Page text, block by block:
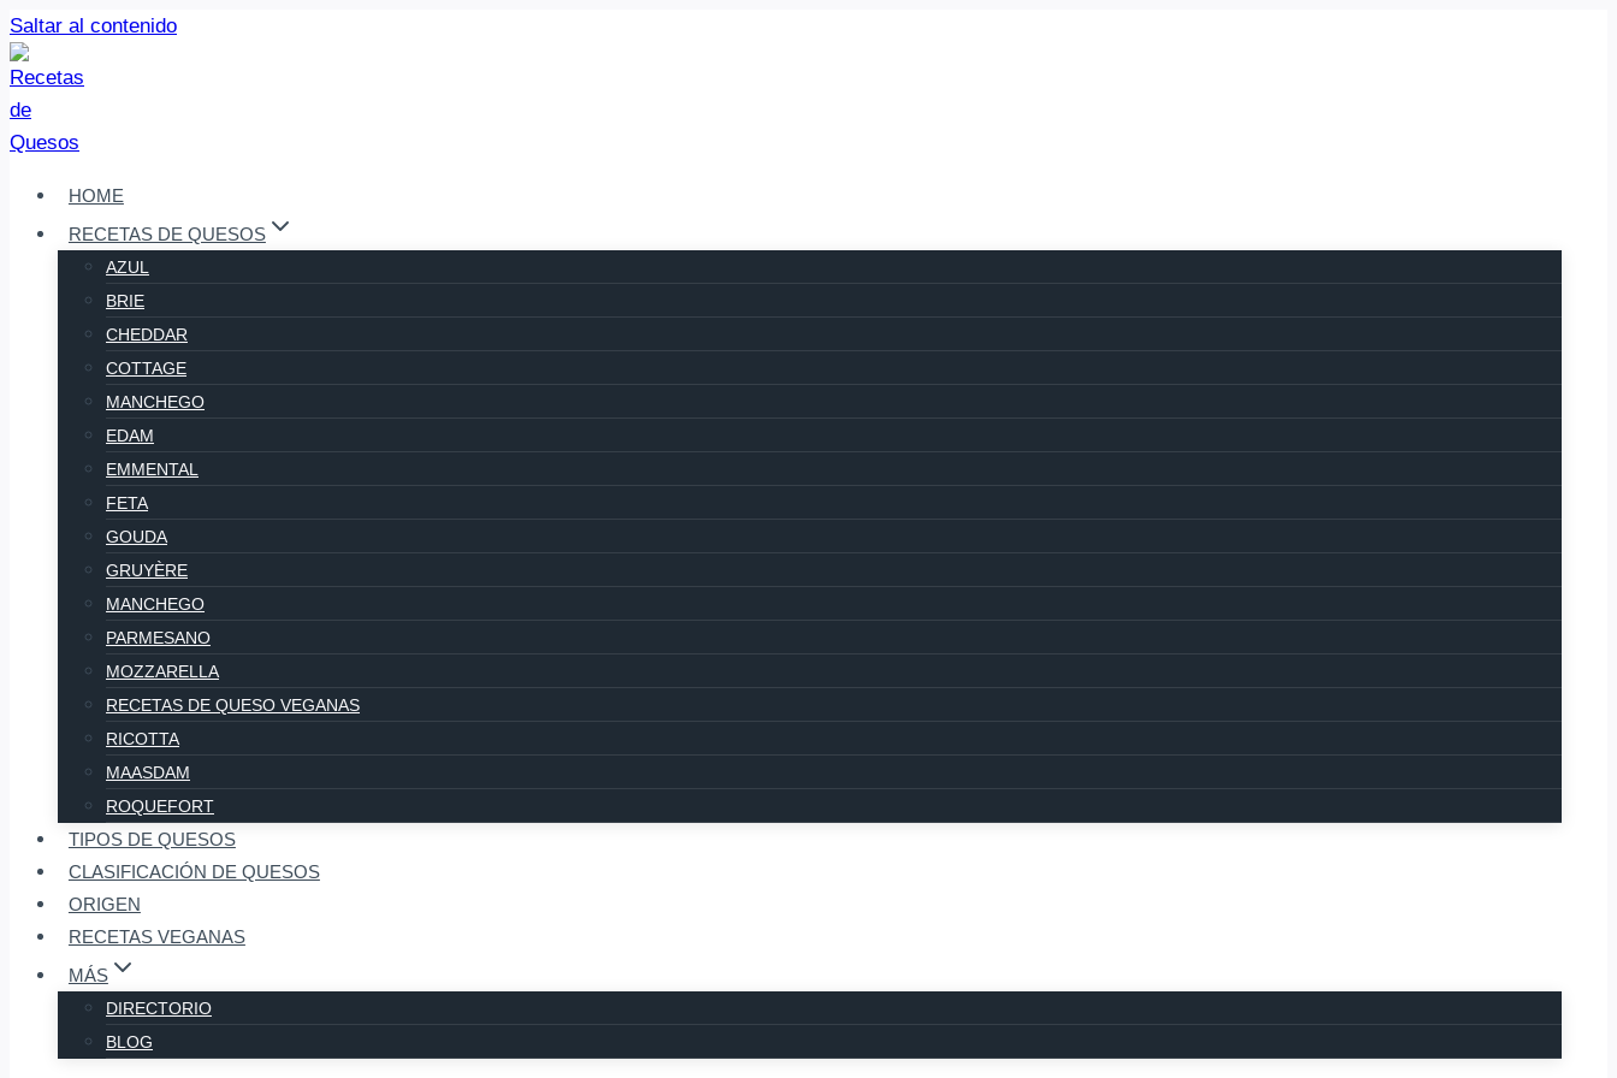
Saltar al contenido
HOME
RECETAS DE QUESOS
AZUL
BRIE
CHEDDAR
COTTAGE
MANCHEGO
EDAM
EMMENTAL
FETA
GOUDA
GRUYÈRE
MANCHEGO
PARMESANO
MOZZARELLA
RECETAS DE QUESO VEGANAS
RICOTTA
MAASDAM
ROQUEFORT
TIPOS DE QUESOS
CLASIFICACIÓN DE QUESOS
ORIGEN
RECETAS VEGANAS
MÁS
DIRECTORIO
BLOG